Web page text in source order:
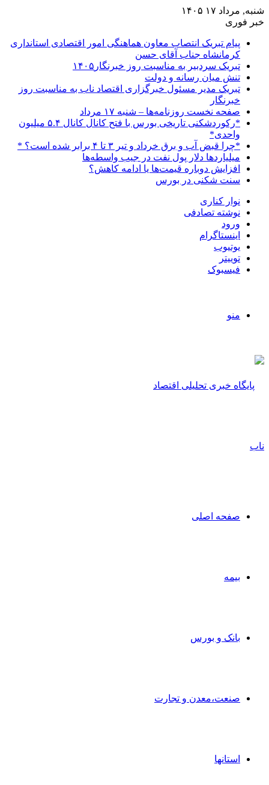
شنبه, مرداد ۱۷ ۱۴۰۵
خبر فوری
پیام تبریک انتصاب معاون هماهنگی امور اقتصادی استانداری
کرمانشاه جناب آقای حسن
تبریک سردبیر به مناسبت روز خبرنگار۱۴۰۵
تنش میان رسانه و دولت
تبریک مدیر مسئول خبرگزاری اقتصاد ناب به مناسبت روز
خبرنگار
صفحه نخست روزنامه‌ها – شنبه ۱۷ مرداد
*رکوردشکنی تاریخی بورس با فتح کانال کانال ۵.۴ میلیون
واحدی*
*چرا قبض آب و برق خرداد و تیر ۳ تا ۴ برابر شده است؟ *
میلیاردها دلار پول نفت در جیب واسطه‌ها
افزایش دوباره قیمت‌ها یا ادامه کاهش؟
سنت شکنی در بورس
نوار کناری
نوشته تصادفی
ورود
اینستاگرام
یوتیوب
توییتر
فیسبوک
منو
صفحه اصلی
بیمه
بانک و بورس
صنعت،معدن و تجارت
استانها